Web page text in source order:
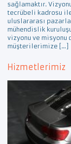
sağlamaktır.
tecrübeli kadrosu
uluslararası
mühendislik
vizyonu ve
müşterilerimize […]
Hizmetlerimiz